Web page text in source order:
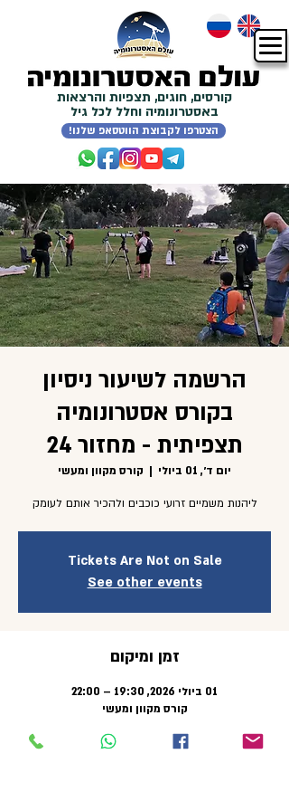
קורסים, חוגים, תצפיות והרצאות
באסטרונומיה וחלל לכל גיל
!הצטרפו לקבוצת הווטסאפ שלנו
הרשמה לשיעור ניסיון
בקורס אסטרונומיה
תצפיתית - מחזור 24
יום ד׳, 01 ביולי
  |
קורס מקוון ומעשי
ליהנות משמיים זרועי כוכבים ולהכיר אותם לעומק
Tickets Are Not on Sale
See other events
זמן ומיקום
01 ביולי 2026, 19:30 – 22:00
קורס מקוון ומעשי